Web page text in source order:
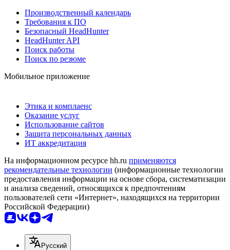
Производственный календарь
Требования к ПО
Безопасный HeadHunter
HeadHunter API
Поиск работы
Поиск по резюме
Мобильное приложение
Этика и комплаенс
Оказание услуг
Использование сайтов
Защита персональных данных
ИТ аккредитация
На информационном ресурсе hh.ru применяются
рекомендательные технологии (информационные технологии
предоставления информации на основе сбора, систематизации
и анализа сведений, относящихся к предпочтениям
пользователей сети «Интернет», находящихся на территории
Российской Федерации)
Русский